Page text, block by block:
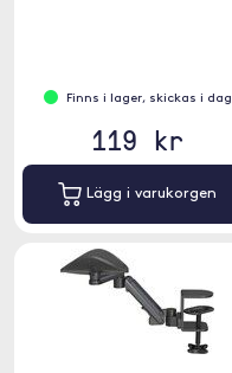
Finns i lager, skickas i dag
119 kr
Lägg i varukorgen